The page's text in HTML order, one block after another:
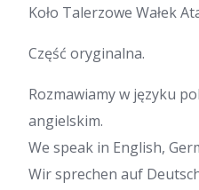
Koło Talerzowe Wałek
Część oryginalna.
Rozmawiamy w języku
angielskim.
We speak in English,
Wir sprechen auf